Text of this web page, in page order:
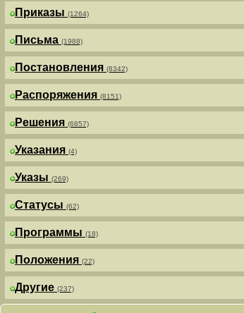
Приказы (1264)
Письма (1988)
Постановления (8342)
Распоряжения (8151)
Решения (6857)
Указания (4)
Указы (269)
Статусы (62)
Программы (18)
Положения (22)
Другие (237)